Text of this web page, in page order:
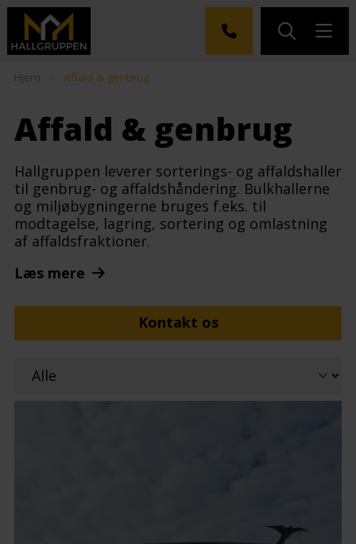
Hjem Affald & genbrug
Kontakt os
Affald & genbrug
Hallgruppen leverer sorterings- og affaldshaller
til genbrug- og affaldshåndering. Bulkhallerne
og miljøbygningerne bruges f.eks. til
modtagelse, lagring, sortering og omlastning
af affaldsfraktioner.
Læs mere